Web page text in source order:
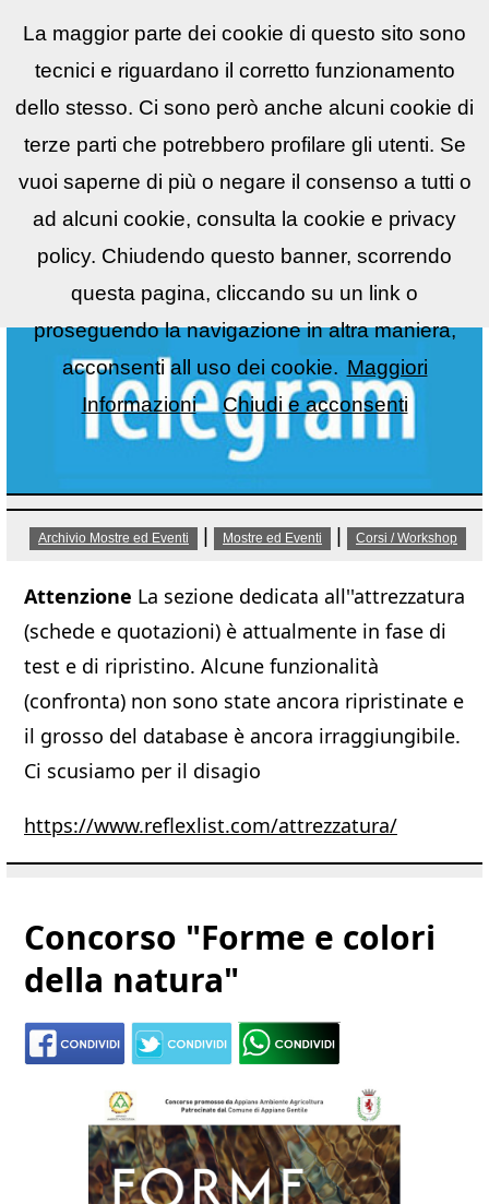
ReflexLIST▼
Archivio Mostre ed Eventi Mostre ed Eventi Corsi / Workshop
Attenzione La sezione dedicata all''attrezzatura
(schede e quotazioni) è attualmente in fase di
test e di ripristino. Alcune funzionalità
(confronta) non sono state ancora ripristinate e
il grosso del database è ancora irraggiungibile.
Ci scusiamo per il disagio
https://www.reflexlist.com/attrezzatura/
Concorso "Forme e colori
della natura"
La maggior parte dei cookie di questo sito sono
tecnici e riguardano il corretto funzionamento
dello stesso. Ci sono però anche alcuni cookie di
terze parti che potrebbero profilare gli utenti. Se
vuoi saperne di più o negare il consenso a tutti o
ad alcuni cookie, consulta la cookie e privacy
policy. Chiudendo questo banner, scorrendo
questa pagina, cliccando su un link o
proseguendo la navigazione in altra maniera,
acconsenti all uso dei cookie. Maggiori
Informazioni
Chiudi e acconsenti